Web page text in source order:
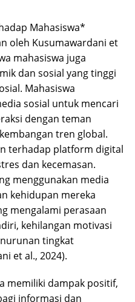
Mahasiswa*
oleh Kusumawardani et
mahasiswa juga
dan sosial yang tinggi
Mahasiswa
sosial untuk mencari
dengan teman
tren global.
terhadap platform digital
dan kecemasan.
menggunakan media
kehidupan mereka
mengalami perasaan
kehilangan motivasi
tingkat
et al., 2024).
memiliki dampak positif,
informasi dan